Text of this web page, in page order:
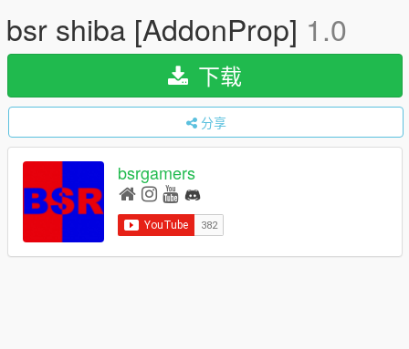
bsr shiba [AddonProp] 1.0
下载
分享
bsrgamers